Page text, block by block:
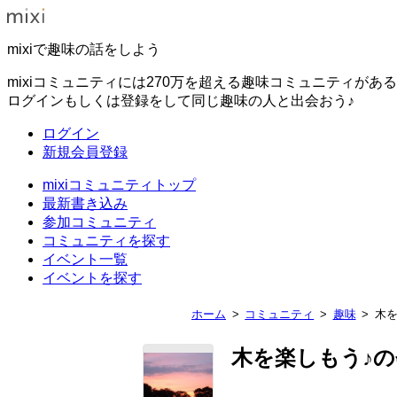
mixiで趣味の話をしよう
mixiコミュニティには270万を超える趣味コミュニティがある
ログインもしくは登録をして同じ趣味の人と出会おう♪
ログイン
新規会員登録
mixiコミュニティトップ
最新書き込み
参加コミュニティ
コミュニティを探す
イベント一覧
イベントを探す
ホーム コミュニティ 趣味 木
木を楽しもう♪の